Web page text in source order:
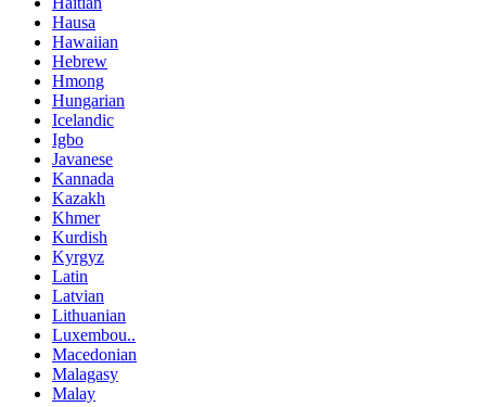
Hausa
Hawaiian
Hebrew
Hmong
Hungarian
Icelandic
Igbo
Javanese
Kannada
Kazakh
Khmer
Kurdish
Kyrgyz
Latin
Latvian
Lithuanian
Luxembou..
Macedonian
Malagasy
Malay